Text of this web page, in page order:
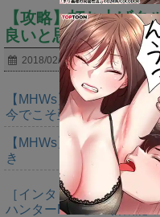
【攻略】打ち上げタ
良いと思うぞｗｗｗ
2018/02/24
【MHWs】モンスター一
今でこそ亜種に頼るべき
【MHWs】鍔迫り合いで
き
［インタビュー］距離を
ハンターNow」の新機能